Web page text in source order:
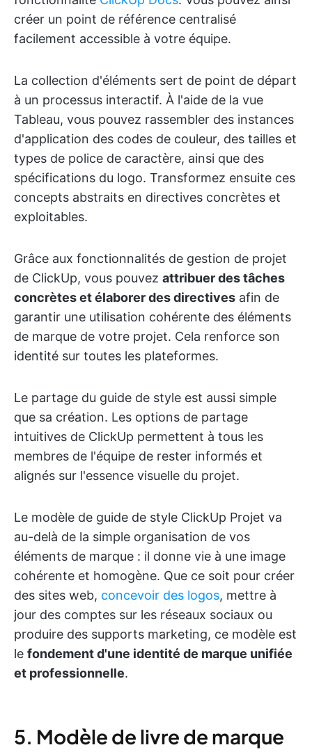
créer un point de référence centralisé
facilement accessible à votre équipe.
La collection d'éléments sert de point de départ
à un processus interactif. À l'aide de la vue
Tableau, vous pouvez rassembler des instances
d'application des codes de couleur, des tailles et
types de police de caractère, ainsi que des
spécifications du logo. Transformez ensuite ces
concepts abstraits en directives concrètes et
exploitables.
Grâce aux fonctionnalités de gestion de projet
de ClickUp, vous pouvez attribuer des tâches
concrètes et élaborer des directives afin de
garantir une utilisation cohérente des éléments
de marque de votre projet. Cela renforce son
identité sur toutes les plateformes.
Le partage du guide de style est aussi simple
que sa création. Les options de partage
intuitives de ClickUp permettent à tous les
membres de l'équipe de rester informés et
alignés sur l'essence visuelle du projet.
Le modèle de guide de style ClickUp Projet va
au-delà de la simple organisation de vos
éléments de marque : il donne vie à une image
cohérente et homogène. Que ce soit pour créer
des sites web, concevoir des logos, mettre à
jour des comptes sur les réseaux sociaux ou
produire des supports marketing, ce modèle est
le fondement d'une identité de marque unifiée
et professionnelle.
5. Modèle de livre de marque